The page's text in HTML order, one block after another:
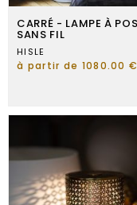
CARRÉ - LAMPE À
SANS FIL
HISLE
à partir de 1080.00 €